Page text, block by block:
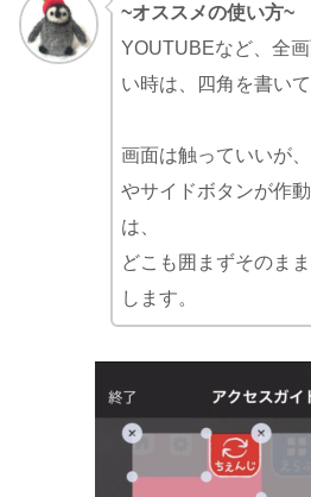
~オススメの使い方~
YOUTUBEなど、全
い時は、四角を書い
画面は触っていいが
やサイドボタンが作
は、
どこも囲まずそのま
します。